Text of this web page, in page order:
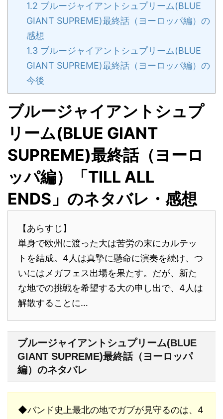
1.2 ブルージャイアントシュプリーム(BLUE
GIANT SUPREME)最終話（ヨーロッパ編）の
感想
1.3 ブルージャイアントシュプリーム(BLUE
GIANT SUPREME)最終話（ヨーロッパ編）の
今後
ブルージャイアントシュプ
リーム(BLUE GIANT
SUPREME)最終話（ヨーロ
ッパ編）「TILL ALL
ENDS」のネタバレ・感想
【あらすじ】
単身で欧州に渡った大は苦労の末にカルテッ
トを結成。4人は真摯に懸命に演奏を続け、つ
いにはメガフェス出場を果たす。だが、新た
な地での挑戦を希望する大の申し出で、4人は
解散することに…
ブルージャイアントシュプリーム(BLUE
GIANT SUPREME)最終話（ヨーロッパ
編）のネタバレ
◆バンド史上最北の地でガブが見守るのは、4